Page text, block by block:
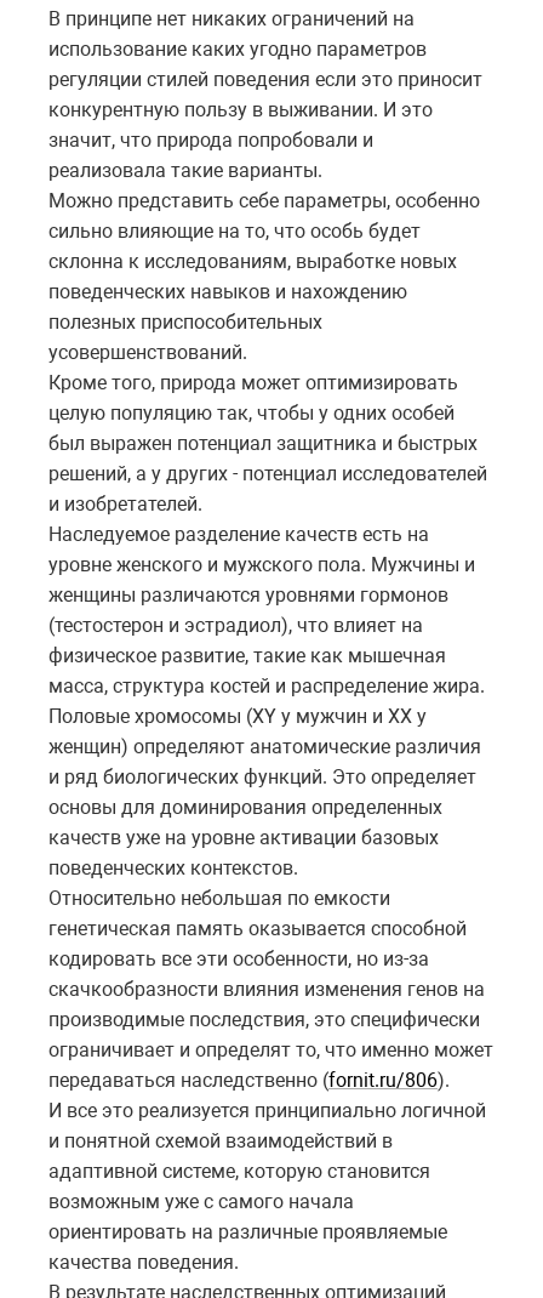
В принципе нет никаких ограничений на
использование каких угодно параметров
регуляции стилей поведения если это приносит
конкурентную пользу в выживании. И это
значит, что природа попробовали и
реализовала такие варианты.
Можно представить себе параметры, особенно
сильно влияющие на то, что особь будет
склонна к исследованиям, выработке новых
поведенческих навыков и нахождению
полезных приспособительных
усовершенствований.
Кроме того, природа может оптимизировать
целую популяцию так, чтобы у одних особей
был выражен потенциал защитника и быстрых
решений, а у других - потенциал исследователей
и изобретателей.
Наследуемое разделение качеств есть на
уровне женского и мужского пола. Мужчины и
женщины различаются уровнями гормонов
(тестостерон и эстрадиол), что влияет на
физическое развитие, такие как мышечная
масса, структура костей и распределение жира.
Половые хромосомы (XY у мужчин и XX у
женщин) определяют анатомические различия
и ряд биологических функций. Это определяет
основы для доминирования определенных
качеств уже на уровне активации базовых
поведенческих контекстов.
Относительно небольшая по емкости
генетическая память оказывается способной
кодировать все эти особенности, но из-за
скачкообразности влияния изменения генов на
производимые последствия, это специфически
ограничивает и определят то, что именно может
передаваться наследственно (fornit.ru/806).
И все это реализуется принципиально логичной
и понятной схемой взаимодействий в
адаптивной системе, которую становится
возможным уже с самого начала
ориентировать на различные проявляемые
качества поведения.
В результате наследственных оптимизаций